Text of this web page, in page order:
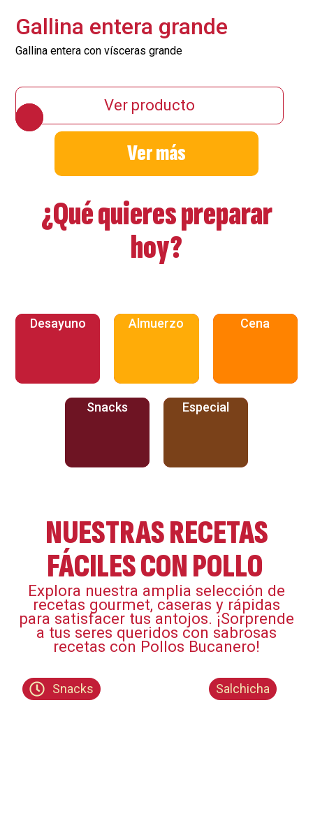
Gallina entera grande
Gallina entera con vísceras grande
Ver producto
Ver más
¿Qué quieres preparar
hoy?
Desayuno Almuerzo Cena
Snacks Especial
NUESTRAS RECETAS
FÁCILES CON POLLO ​
Explora nuestra amplia selección de
recetas gourmet, caseras y rápidas
para satisfacer tus antojos. ¡Sorprende
a tus seres queridos con sabrosas
recetas con Pollos Bucanero!​
Snacks Salchicha